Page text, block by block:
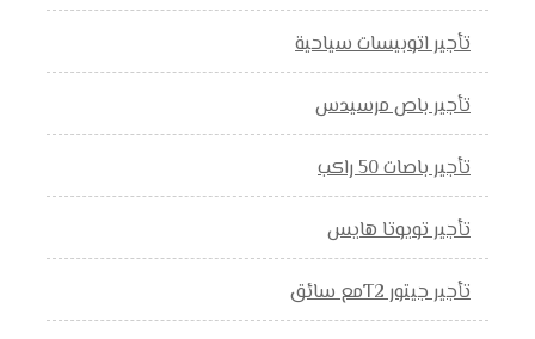
تأجير اتوبيسات سياحية
تأجير باص مرسيدس
تأجير باصات 50 راكب
تأجير تويوتا هايس
تأجير جيتور T2مع سائق